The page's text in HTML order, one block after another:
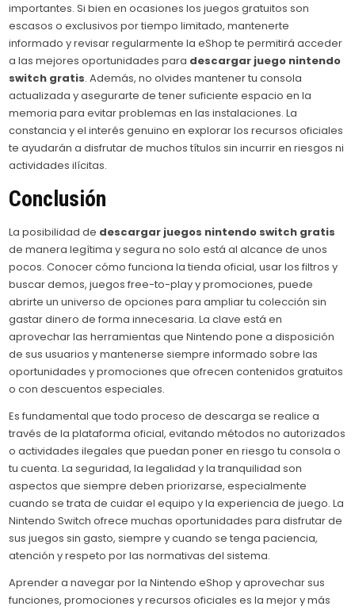
importantes. Si bien en ocasiones los juegos gratuitos son
escasos o exclusivos por tiempo limitado, mantenerte
informado y revisar regularmente la eShop te permitirá acceder
a las mejores oportunidades para descargar juego nintendo
switch gratis. Además, no olvides mantener tu consola
actualizada y asegurarte de tener suficiente espacio en la
memoria para evitar problemas en las instalaciones. La
constancia y el interés genuino en explorar los recursos oficiales
te ayudarán a disfrutar de muchos títulos sin incurrir en riesgos ni
actividades ilícitas.
Conclusión
La posibilidad de descargar juegos nintendo switch gratis
de manera legítima y segura no solo está al alcance de unos
pocos. Conocer cómo funciona la tienda oficial, usar los filtros y
buscar demos, juegos free-to-play y promociones, puede
abrirte un universo de opciones para ampliar tu colección sin
gastar dinero de forma innecesaria. La clave está en
aprovechar las herramientas que Nintendo pone a disposición
de sus usuarios y mantenerse siempre informado sobre las
oportunidades y promociones que ofrecen contenidos gratuitos
o con descuentos especiales.
Es fundamental que todo proceso de descarga se realice a
través de la plataforma oficial, evitando métodos no autorizados
o actividades ilegales que puedan poner en riesgo tu consola o
tu cuenta. La seguridad, la legalidad y la tranquilidad son
aspectos que siempre deben priorizarse, especialmente
cuando se trata de cuidar el equipo y la experiencia de juego. La
Nintendo Switch ofrece muchas oportunidades para disfrutar de
sus juegos sin gasto, siempre y cuando se tenga paciencia,
atención y respeto por las normativas del sistema.
Aprender a navegar por la Nintendo eShop y aprovechar sus
funciones, promociones y recursos oficiales es la mejor y más